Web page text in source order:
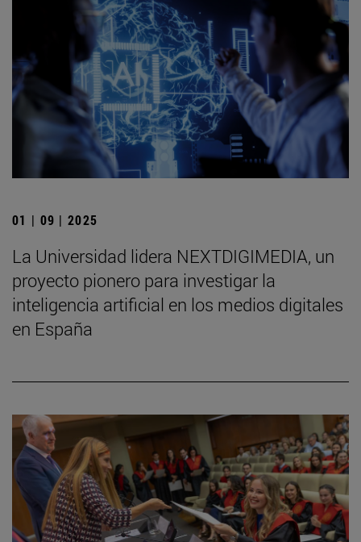
01 | 09 | 2025
La Universidad lidera NEXTDIGIMEDIA, un
proyecto pionero para investigar la
inteligencia artificial en los medios digitales
en España